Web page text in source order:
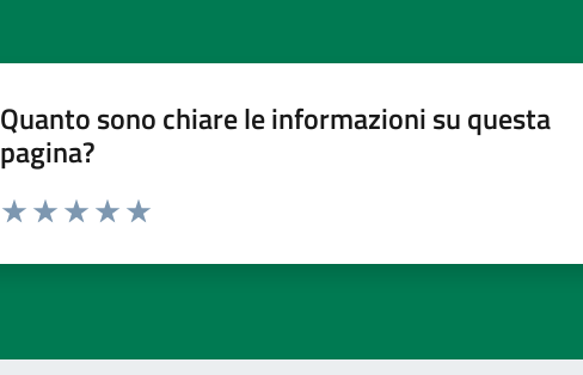
Quanto sono chiare le informazioni su questa
pagina?